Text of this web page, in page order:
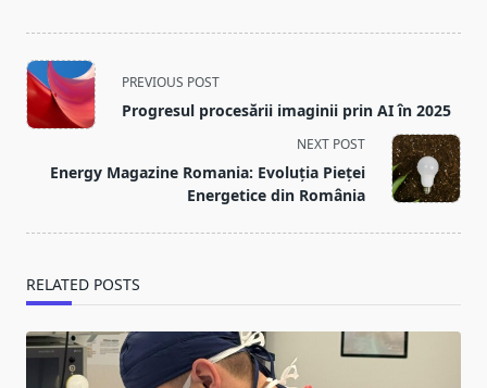
<span
class="nav-
subtitle
reader-
PREVIOUS POST
Progresul procesării imaginii prin AI în 2025
NEXT POST
Energy Magazine Romania: Evoluția Pieței
Energetice din România
RELATED POSTS